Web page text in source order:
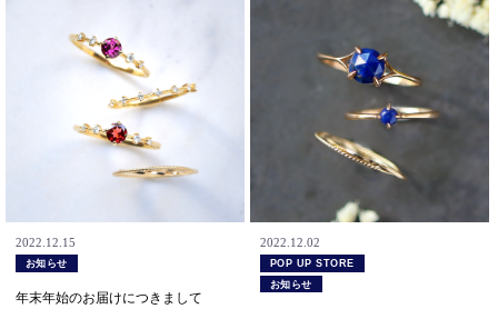
2022.12.15
お知らせ
年末年始のお届けにつきまして
2022.12.02
POP UP STORE
お知らせ